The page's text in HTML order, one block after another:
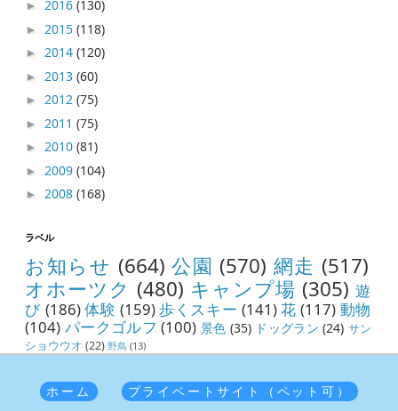
►2016(130)
► 2015(118)
►2014(120)
► 2013(60)
►2012(75)
► 2011(75)
►2010(81)
► 2009(104)
►2008(168)
ラベル
お知らせ (664) 公園 (570) 網走 (517)
オホーツク (480) キャンプ場 (305) 遊
び (186)体験 (159)歩くスキー (141)花 (117) 動物
(104) パークゴルフ (100) 景色 (35) ドッグラン (24) サン
ショウウオ (22) 野鳥 (13)
ホーム プライベートサイト（ペット可）